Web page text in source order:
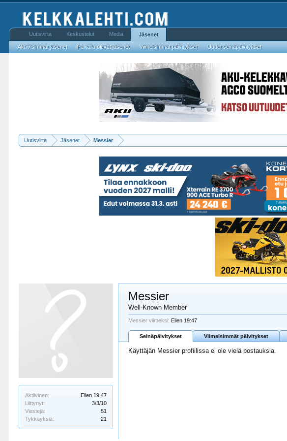
Uutisvirta Jäsenet Messier
Aktiivinen:
Eilen 19:47
Liittynyt:
3/3/10
Viestejä:
51
Tykkäyksiä:
21
Messier
Well-Known Member
Messier viimeksi: Eilen 19:47
Seinäpäivitykset Viimeisimmät päivitykset
Käyttäjän Messier profiilissa ei ole vielä postauksia.
Uutisvirta Keskustelut Media Jäsenet
Aktiivisimmat jäsenet Paikalla olevat jäsenet Viimeisimmät päivitykset Uudet seinäpäivitykset